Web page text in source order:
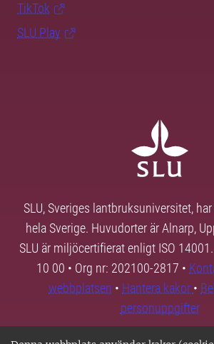
TikTok
SLU Play
SLU, Sveriges lantbruksuniversitet,
hela Sverige. Huvudorter är Alnarp,
SLU är miljöcertifierat enligt ISO
10 00 • Org nr: 202100-2817 •
webbplatsen • Hantera kakor •
personuppgifter